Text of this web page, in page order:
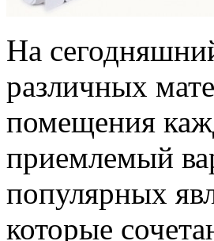
На
различных
помещения
приемлемый
популярных
которые